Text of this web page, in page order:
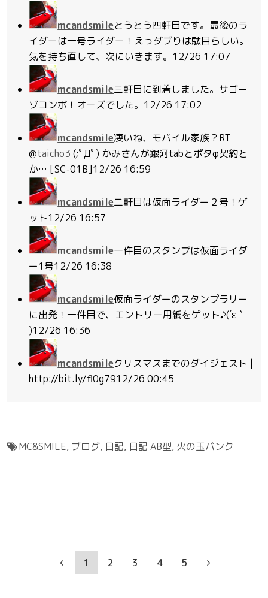
mcandsmileとうとう四軒目です。最後のラ
イダーは一号ライダー！えっダブりは駄目らしい。
気を持ち直して、次にいきます。 12/26 17:07
mcandsmile三軒目に到着しました。サゴー
ゾコンボ！オーズでした。 12/26 17:02
mcandsmile凄いね、モバイル家族？RT
@taicho3 (;ﾟДﾟ) かみさんが銀河tabとポタφ契約と
か… [SC-01B]12/26 16:59
mcandsmile二軒目は仮面ライダー２号！ゲ
ット12/26 16:57
mcandsmile一件目のスタンプは仮面ライダ
ー1号12/26 16:38
mcandsmile仮面ライダーのスタンプラリー
に出発！一件目で、エントリー用紙をゲット♪(´ε｀
)12/26 16:36
mcandsmileクリスマスまでのダイジェスト |
http://bit.ly/fl0g7912/26 00:45
MC&SMILE, ブログ, 日記, 日記 AB型, 火の玉バンク
1 2 3 4 5